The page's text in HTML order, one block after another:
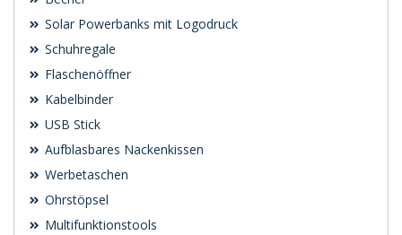
Solar Powerbanks mit Logodruck
Schuhregale
Flaschenöffner
Kabelbinder
USB Stick
Aufblasbares Nackenkissen
Werbetaschen
Ohrstöpsel
Multifunktionstools